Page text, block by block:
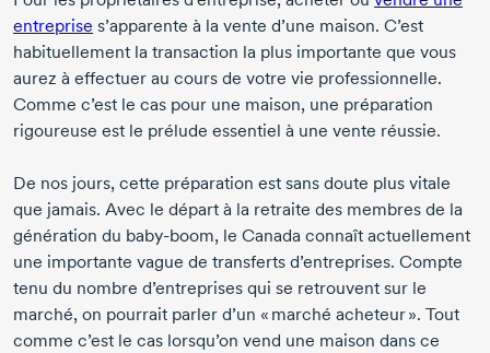
entreprise s’apparente à la vente d’une maison. C’est
habituellement la transaction la plus importante que vous
aurez à effectuer au cours de votre vie professionnelle.
Comme c’est le cas pour une maison, une préparation
rigoureuse est le prélude essentiel à une vente réussie.
De nos jours, cette préparation est sans doute plus vitale
que jamais. Avec le départ à la retraite des membres de la
génération du baby-boom, le Canada connaît actuellement
une importante vague de transferts d’entreprises. Compte
tenu du nombre d’entreprises qui se retrouvent sur le
marché, on pourrait parler d’un « marché acheteur ». Tout
comme c’est le cas lorsqu’on vend une maison dans ce